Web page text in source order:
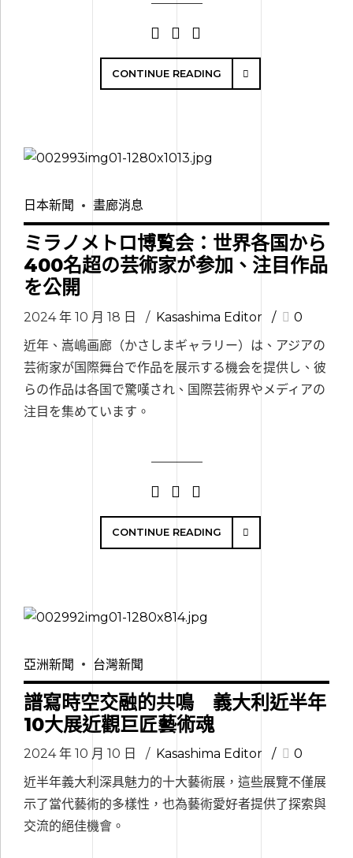
CONTINUE READING
日本新聞 畫廊消息
ミラノメトロ博覧会：世界各国から
400名超の芸術家が参加、注目作品
を公開
2024 年 10 月 18 日 Kasashima Editor
0
近年、嵩嶋画廊（かさしまギャラリー）は、アジアの
芸術家が国際舞台で作品を展示する機会を提供し、彼
らの作品は各国で驚嘆され、国際芸術界やメディアの
注目を集めています。
CONTINUE READING
亞洲新聞 台灣新聞
譜寫時空交融的共鳴 義大利近半年
10大展近觀巨匠藝術魂
2024 年 10 月 10 日 Kasashima Editor
0
近半年義大利深具魅力的十大藝術展，這些展覽不僅展
示了當代藝術的多樣性，也為藝術愛好者提供了探索與
交流的絕佳機會。